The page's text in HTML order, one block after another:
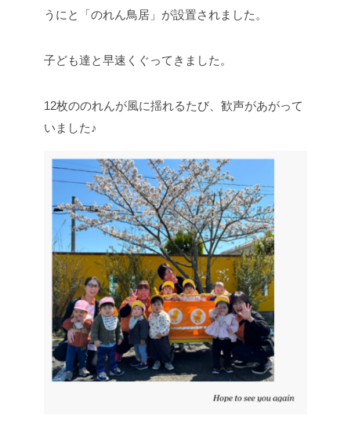
うにと「のれん鳥居」が設置されました。
子ども達と早速くぐってきました。
12枚ののれんが風に揺れるたび、歓声があがって
いました♪